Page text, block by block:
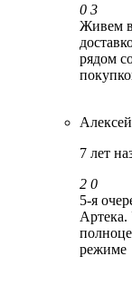
0 3
Живем в
рядом
Алексей
7 лет
2 0
5-я
Артека.
режиме